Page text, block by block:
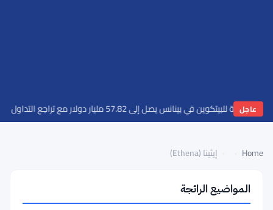
عاجل
للبيتكوين في بينانس يصل إلى 57.82 مليار دولار مع تراجع التداول الفوري بثمانية أضعاف
Home إيثينا (Ethena)
المواضيع الرائجة